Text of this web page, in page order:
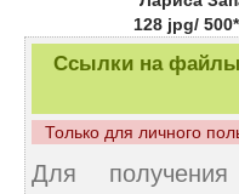
128 jpg/
Ссылки на файлы
Только для личного
Для